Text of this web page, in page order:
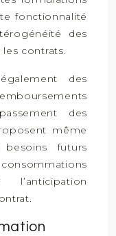
fonctionnalité
des
contrats.
des
des
même
futurs